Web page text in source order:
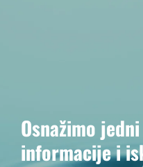
Osnažimo
informacije i